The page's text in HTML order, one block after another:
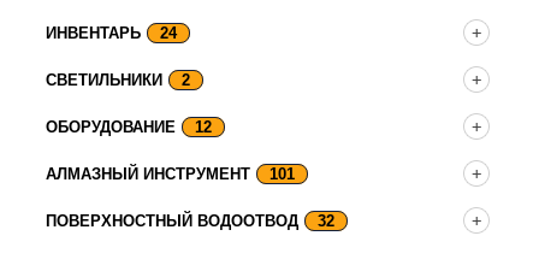
ИНВЕНТАРЬ 24
СВЕТИЛЬНИКИ 2
ОБОРУДОВАНИЕ 12
АЛМАЗНЫЙ ИНСТРУМЕНТ 101
ПОВЕРХНОСТНЫЙ ВОДООТВОД 32